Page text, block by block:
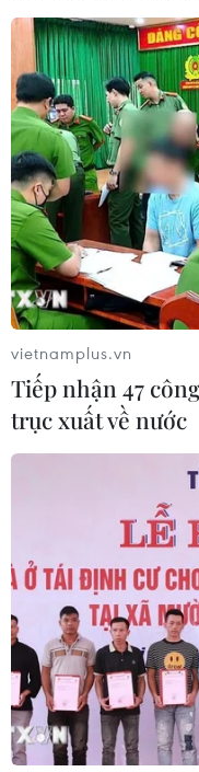
TIN CÙNG
song phương giữa
06/08/2026 06:24
Chủ động nguồn
nghị cấp cao APEC
06/08/2026 04:31
Doanh nghiệp
vietnamplus.vn
Tiếp nhận 47
trục xuất về nước